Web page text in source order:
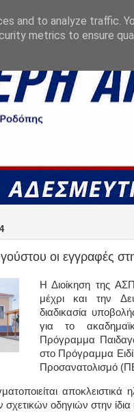
οι εγγραφές
Η Διοίκηση της
μέχρι και την
διαδικασία
για το
Πρόγραμμα
στο Πρόγραμμα
Προσανατολισμό
αποκλειστικά
οδηγιών στην ίδια
and to analyze traffic.
metrics to ensure